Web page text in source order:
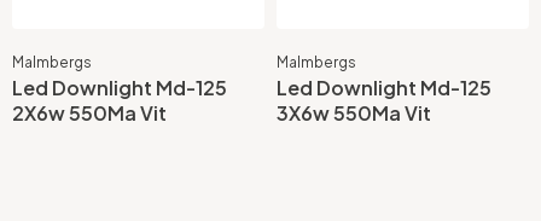
Malmbergs
Led Downlight Md-125
2X6w 550Ma Vit
Malmbergs
Led Downlight Md-125
3X6w 550Ma Vit